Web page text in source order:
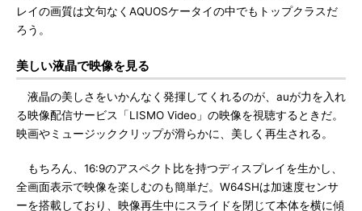
レイの画質は文句なくAQUOSケータイの中でもトップクラスだ
ろう。
美しい液晶で映像を見る
液晶の美しさをいかんなく発揮してくれるのが、auが力を入れ
る映像配信サービス「LISMO Video」の映像を視聴するときだ。
映画やミュージッククリップが滑らかに、美しく再生される。
もちろん、16:9のアスペクト比を持つディスプレイを生かし、
全画面表示で映像を楽しむのも簡単だ。W64SHは加速度センサ
ーを搭載しており、映像再生中にスライドを閉じて本体を横に傾